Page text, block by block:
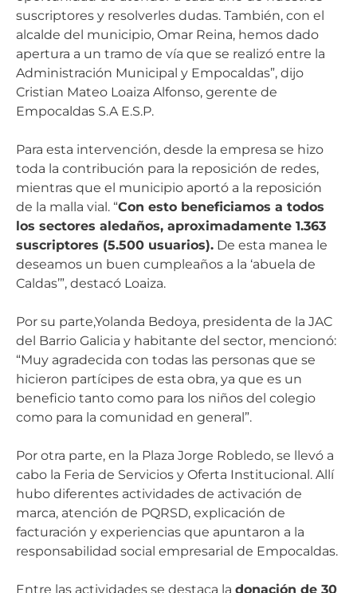
suscriptores y resolverles dudas. También, con el
alcalde del municipio, Omar Reina, hemos dado
apertura a un tramo de vía que se realizó entre la
Administración Municipal y Empocaldas”, dijo
Cristian Mateo Loaiza Alfonso, gerente de
Empocaldas S.A E.S.P.
Para esta intervención, desde la empresa se hizo
toda la contribución para la reposición de redes,
mientras que el municipio aportó a la reposición
de la malla vial. “Con esto beneficiamos a todos
los sectores aledaños, aproximadamente 1.363
suscriptores (5.500 usuarios). De esta manea le
deseamos un buen cumpleaños a la ‘abuela de
Caldas’”, destacó Loaiza.
Por su parte,Yolanda Bedoya, presidenta de la JAC
del Barrio Galicia y habitante del sector, mencionó:
“Muy agradecida con todas las personas que se
hicieron partícipes de esta obra, ya que es un
beneficio tanto como para los niños del colegio
como para la comunidad en general”.
Por otra parte, en la Plaza Jorge Robledo, se llevó a
cabo la Feria de Servicios y Oferta Institucional. Allí
hubo diferentes actividades de activación de
marca, atención de PQRSD, explicación de
facturación y experiencias que apuntaron a la
responsabilidad social empresarial de Empocaldas.
Entre las actividades se destaca la donación de 30